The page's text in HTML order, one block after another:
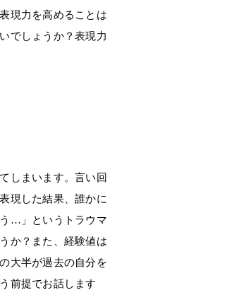
現力を高めることは
でしょうか？表現力
しまいます。言い回
現した結果、誰かに
…」というトラウマ
か？また、経験値は
大半が過去の自分を
前提でお話します